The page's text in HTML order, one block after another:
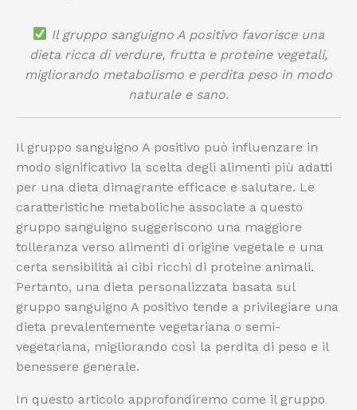
Il gruppo sanguigno A positivo favorisce una
dieta ricca di verdure, frutta e proteine vegetali,
migliorando metabolismo e perdita peso in modo
naturale e sano.
Il gruppo sanguigno A positivo può influenzare in
modo significativo la scelta degli alimenti più adatti
per una dieta dimagrante efficace e salutare. Le
caratteristiche metaboliche associate a questo
gruppo sanguigno suggeriscono una maggiore
tolleranza verso alimenti di origine vegetale e una
certa sensibilità ai cibi ricchi di proteine animali.
Pertanto, una dieta personalizzata basata sul
gruppo sanguigno A positivo tende a privilegiare una
dieta prevalentemente vegetariana o semi-
vegetariana, migliorando così la perdita di peso e il
benessere generale.
In questo articolo approfondiremo come il gruppo